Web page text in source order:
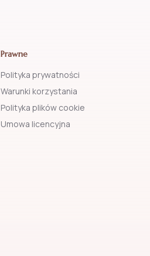
Prawne
Polityka prywatności
Warunki korzystania
Polityka plików cookie
Umowa licencyjna